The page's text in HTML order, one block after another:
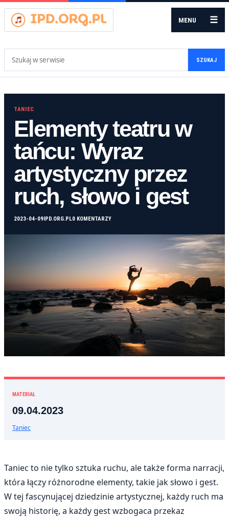
MENU ☰
SZUKAJ
TANIEC
Elementy teatru w
tańcu: Wyraz
artystyczny przez
ruch, słowo i gest
2023-04-09 IPD.ORG.PL0 KOMENTARZY
MATERIAŁ
09.04.2023
Taniec
Taniec to nie tylko sztuka ruchu, ale także forma narracji,
która łączy różnorodne elementy, takie jak słowo i gest.
W tej fascynującej dziedzinie artystycznej, każdy ruch ma
swoją historię, a każdy gest wzbogaca przekaz